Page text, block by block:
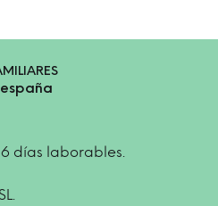
días laborables.